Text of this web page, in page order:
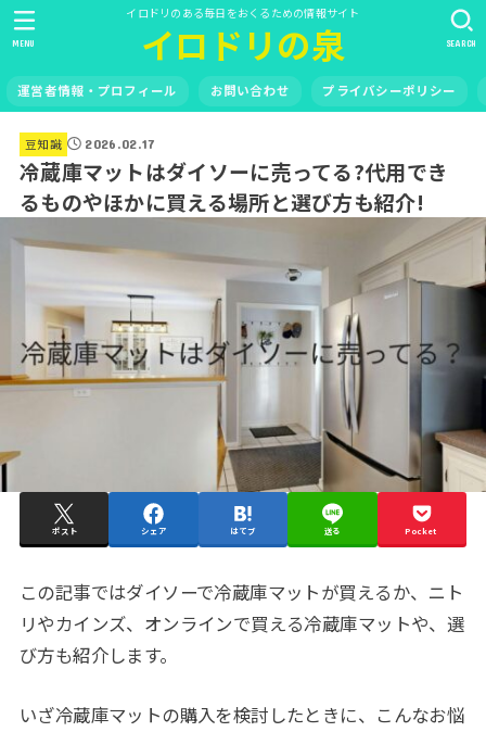
イロドリのある毎日をおくるための情報サイト
イロドリの泉
運営者情報・プロフィール お問い合わせ プライバシーポリシー
SEARCH
MENU
豆知識 2026.02.17
冷蔵庫マットはダイソーに売ってる?代用でき
るものやほかに買える場所と選び方も紹介!
ポスト シェア はてブ 送る Pocket
この記事ではダイソーで冷蔵庫マットが買えるか、ニト
リやカインズ、オンラインで買える冷蔵庫マットや、選
び方も紹介します。
いざ冷蔵庫マットの購入を検討したときに、こんなお悩